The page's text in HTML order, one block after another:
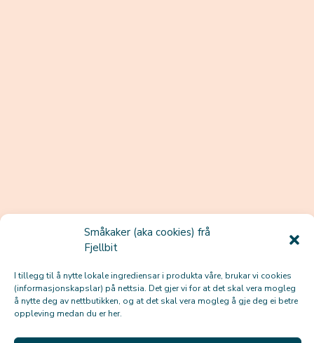
Småkaker (aka cookies) frå
Fjellbit
I tillegg til å nytte lokale ingrediensar i produkta våre, brukar vi cookies
(informasjonskapslar) på nettsia. Det gjer vi for at det skal vera mogleg
å nytte deg av nettbutikken, og at det skal vera mogleg å gje deg ei betre
oppleving medan du er her.